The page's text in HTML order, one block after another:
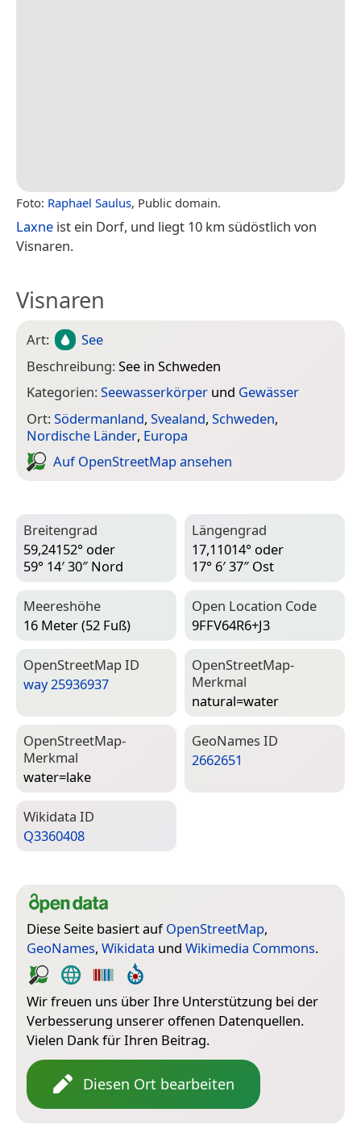
Foto: Raphael Saulus, Public domain.
Laxne ist ein Dorf, und liegt 10 km südöstlich von
Visnaren.
Visnaren
Art:
See
Beschreibung:See in Schweden
Kategorien:Seewasserkörper und Gewässer
Ort:Södermanland, Svealand, Schweden,
Nordische Länder, Europa
Auf Open­Street­Map ansehen
Breitengrad
59,24152° oder
59° 14′ 30″ Nord
Längengrad
17,11014° oder
17° 6′ 37″ Ost
Meereshöhe
16 Meter (52 Fuß)
Open Location Code
9FFV64R6+J3
Open­Street­Map ID
way 25936937
Open­Street­Map-
Merkmal
natural=­water
Open­Street­Map-
Merkmal
water=­lake
Geo­Names ID
2662651
Wiki­data ID
Q3360408
Diese Seite basiert aufOpenStreetMap,
GeoNames, Wikidata und Wikimedia Commons.
Wir freuen uns über Ihre Unterstützung bei der
Verbesserung unserer offenen Datenquellen.
Vielen Dank für Ihren Beitrag.
Diesen Ort bearbeiten